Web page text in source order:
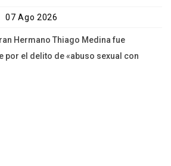
07 Ago 2026
Hermano Thiago Medina fue
por el delito de «abuso sexual con